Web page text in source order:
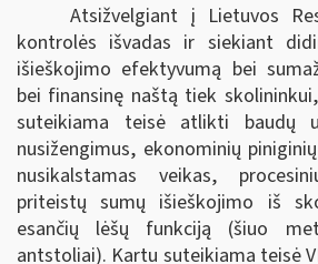
Atsižvelgiant į Lietuvos
kontrolės išvadas ir siekiant
išieškojimo efektyvumą bei
bei finansinę naštą tiek
suteikiama teisė atlikti baudų
nusižengimus, ekonominių
nusikalstamas veikas,
priteistų sumų išieškojimo iš
esančių lėšų funkciją (šiuo
antstoliai). Kartu suteikiama teisė